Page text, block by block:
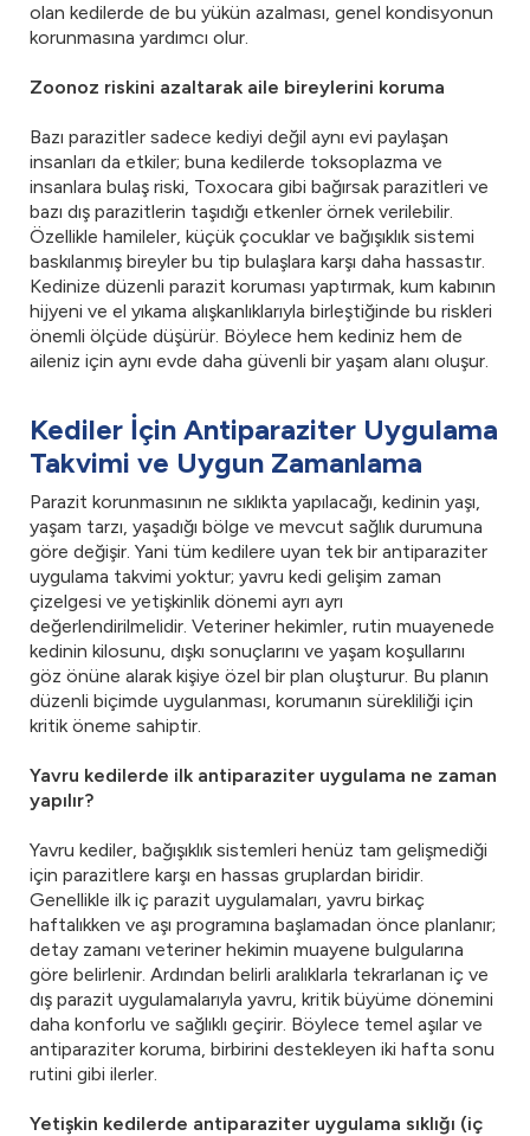
olan kedilerde de bu yükün azalması, genel kondisyonun
korunmasına yardımcı olur.
Zoonoz riskini azaltarak aile bireylerini koruma
Bazı parazitler sadece kediyi değil aynı evi paylaşan
insanları da etkiler; buna kedilerde toksoplazma ve
insanlara bulaş riski, Toxocara gibi bağırsak parazitleri ve
bazı dış parazitlerin taşıdığı etkenler örnek verilebilir.
Özellikle hamileler, küçük çocuklar ve bağışıklık sistemi
baskılanmış bireyler bu tip bulaşlara karşı daha hassastır.
Kedinize düzenli parazit koruması yaptırmak, kum kabının
hijyeni ve el yıkama alışkanlıklarıyla birleştiğinde bu riskleri
önemli ölçüde düşürür. Böylece hem kediniz hem de
aileniz için aynı evde daha güvenli bir yaşam alanı oluşur.
Kediler İçin Antiparaziter Uygulama
Takvimi ve Uygun Zamanlama
Parazit korunmasının ne sıklıkta yapılacağı, kedinin yaşı,
yaşam tarzı, yaşadığı bölge ve mevcut sağlık durumuna
göre değişir. Yani tüm kedilere uyan tek bir antiparaziter
uygulama takvimi yoktur; yavru kedi gelişim zaman
çizelgesi ve yetişkinlik dönemi ayrı ayrı
değerlendirilmelidir. Veteriner hekimler, rutin muayenede
kedinin kilosunu, dışkı sonuçlarını ve yaşam koşullarını
göz önüne alarak kişiye özel bir plan oluşturur. Bu planın
düzenli biçimde uygulanması, korumanın sürekliliği için
kritik öneme sahiptir.
Yavru kedilerde ilk antiparaziter uygulama ne zaman
yapılır?
Yavru kediler, bağışıklık sistemleri henüz tam gelişmediği
için parazitlere karşı en hassas gruplardan biridir.
Genellikle ilk iç parazit uygulamaları, yavru birkaç
haftalıkken ve aşı programına başlamadan önce planlanır;
detay zamanı veteriner hekimin muayene bulgularına
göre belirlenir. Ardından belirli aralıklarla tekrarlanan iç ve
dış parazit uygulamalarıyla yavru, kritik büyüme dönemini
daha konforlu ve sağlıklı geçirir. Böylece temel aşılar ve
antiparaziter koruma, birbirini destekleyen iki hafta sonu
rutini gibi ilerler.
Yetişkin kedilerde antiparaziter uygulama sıklığı (iç